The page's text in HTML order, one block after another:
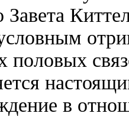
Завета
половых
в